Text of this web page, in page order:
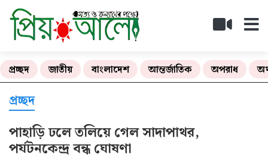
প্রচ্ছদ জাতীয় বাংলাদেশ আন্তর্জাতিক অপরাধ
প্রচ্ছদ
পাহাড়ি ঢলে তলিয়ে গেল সাদাপাথর,
পর্যটনকেন্দ্র বন্ধ ঘোষণা